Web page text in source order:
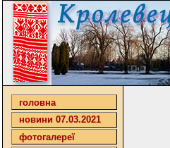
головна
новини 07.03.2021
фотогалереї